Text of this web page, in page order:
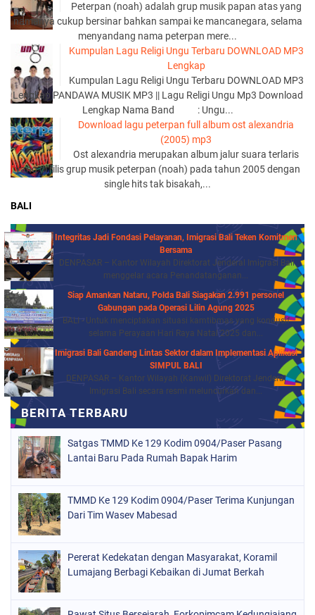
Peterpan (noah) adalah grup musik papan atas yang
namanya cukup bersinar bahkan sampai ke mancanegara, selama
menyandang nama peterpan mere...
Kumpulan Lagu Religi Ungu Terbaru DOWNLOAD MP3
Lengkap
Kumpulan Lagu Religi Ungu Terbaru DOWNLOAD MP3
Lengkap PANDAWA MUSIK MP3 || Lagu Religi Ungu Mp3 Download
Lengkap Nama Band : Ungu...
Download lagu peterpan full album ost alexandria
(2005) mp3
Ost alexandria merupakan album jalur suara terlaris
yang di rilis grup musik peterpan (noah) pada tahun 2005 dengan
single hits tak bisakah,...
BALI
Integritas Jadi Fondasi Pelayanan, Imigrasi Bali Teken Komitmen
Bersama
DENPASAR – Kantor Wilayah Direktorat Jenderal Imigrasi Bali
menggelar acara Penandatanganan...
Siap Amankan Nataru, Polda Bali Siagakan 2.991 personel
Gabungan pada Operasi Lilin Agung 2025
BALI - Untuk menciptakan situasi kamtibmas yang kondusif
selama Perayaan Hari Raya Natal 2025 dan...
Imigrasi Bali Gandeng Lintas Sektor dalam Implementasi Aplikasi
SIMPUL BALI
DENPASAR – Kantor Wilayah (Kanwil) Direktorat Jenderal
Imigrasi Bali secara resmi meluncurkan dan...
Satgas TMMD Ke 129 Kodim 0904/Paser Pasang
Lantai Baru Pada Rumah Bapak Harim
TMMD Ke 129 Kodim 0904/Paser Terima Kunjungan
Dari Tim Wasev Mabesad
Pererat Kedekatan dengan Masyarakat, Koramil
Lumajang Berbagi Kebaikan di Jumat Berkah